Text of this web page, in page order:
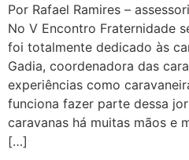
Por Rafael Ramires –
No V Encontro Fraternidade
foi totalmente dedicado às
Gadia, coordenadora das
experiências como
funciona fazer parte dessa
caravanas há muitas mãos e
[…]